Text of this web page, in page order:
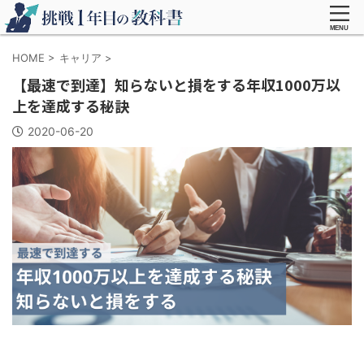
HOME > キャリア >
【最速で到達】知らないと損をする年収1000万以
上を達成する秘訣
2020-06-20